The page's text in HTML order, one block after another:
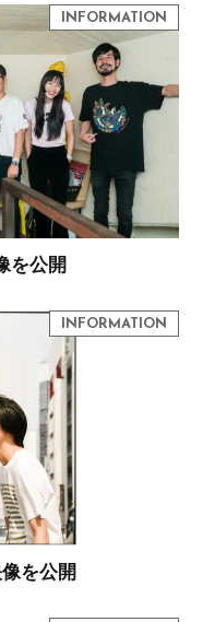
を公開
を公開